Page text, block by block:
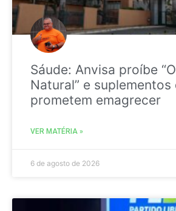
Sáude: Anvisa proíbe
Natural” e suplementos
prometem emagrecer
VER MATÉRIA »
6 de agosto de 2026